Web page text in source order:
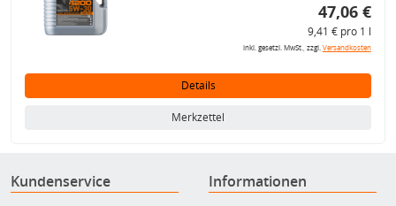
47,06 €
9,41 € pro 1 l
inkl. gesetzl. MwSt., zzgl.Versandkosten
Details
Merkzettel
Kundenservice Informationen